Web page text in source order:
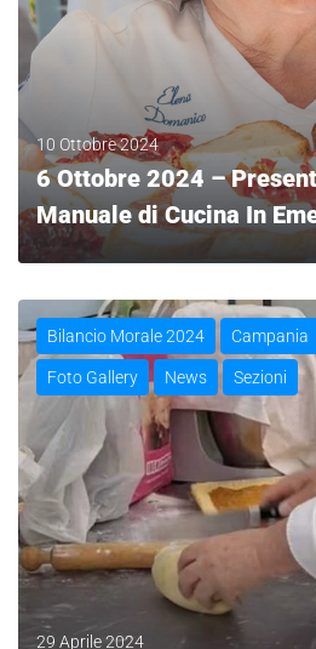
10 Ottobre 2024
6 Ottobre 2024 –
Manuale di Cucina In
LEGGI
Bilancio Morale 2024 Campania
Foto Gallery News Sezioni
29 Aprile 2024